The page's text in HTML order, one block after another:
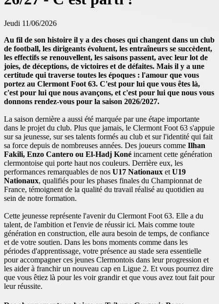
Jeudi 11/06/2026
Au fil de son histoire il y a des choses qui changent dans un club
de football, les dirigeants évoluent, les entraîneurs se succèdent,
les effectifs se renouvellent, les saisons passent, avec leur lot de
joies, de déceptions, de victoires et de défaites. Mais il y a une
certitude qui traverse toutes les époques : l'amour que vous
portez au Clermont Foot 63. C'est pour lui que vous êtes là,
c'est pour lui que nous avançons, et c'est pour lui que nous vous
donnons rendez-vous pour la saison 2026/2027.
La saison dernière a aussi été marquée par une étape importante
dans le projet du club. Plus que jamais, le Clermont Foot 63 s'appuie
sur sa jeunesse, sur ses talents formés au club et sur l'identité qui fait
sa force depuis de nombreuses années. Des joueurs comme Ilhan
Fakili, Enzo Cantero ou El-Hadj Koné incarnent cette génération
clermontoise qui porte haut nos couleurs. Derrière eux, les
performances remarquables de nos U17 Nationaux et U19
Nationaux, qualifiés pour les phases finales du Championnat de
France, témoignent de la qualité du travail réalisé au quotidien au
sein de notre formation.
Cette jeunesse représente l'avenir du Clermont Foot 63. Elle a du
talent, de l'ambition et l'envie de réussir ici. Mais comme toute
génération en construction, elle aura besoin de temps, de confiance
et de votre soutien. Dans les bons moments comme dans les
périodes d'apprentissage, votre présence au stade sera essentielle
pour accompagner ces jeunes Clermontois dans leur progression et
les aider à franchir un nouveau cap en Ligue 2. Et vous pourrez dire
que vous êtiez là pour les voir grandir et que vous avez tout fait pour
leur réussite.